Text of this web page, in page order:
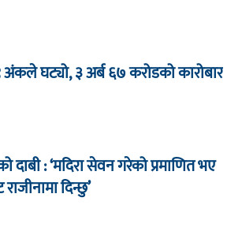
घट्यो, ३ अर्ब ६७ करोडको कारोबार
दाबी : ‘मदिरा सेवन गरेको प्रमाणित भए
दिन्छु’